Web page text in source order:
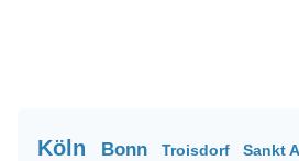
Köln Bonn Troisdorf Sankt